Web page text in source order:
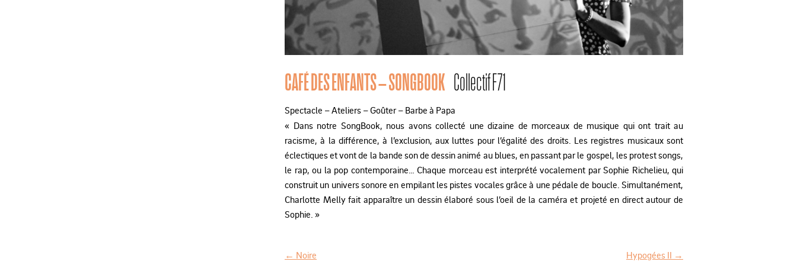
CAFÉ DES ENFANTS – SONGBOOK Collectif F71
Spectacle – Ateliers – Goûter – Barbe à Papa
« Dans notre SongBook, nous avons collecté une dizaine de morceaux de musique qui ont trait au
racisme, à la différence, à l’exclusion, aux luttes pour l’égalité des droits. Les registres musicaux sont
éclectiques et vont de la bande son de dessin animé au blues, en passant par le gospel, les protest songs,
le rap, ou la pop contemporaine… Chaque morceau est interprété vocalement par Sophie Richelieu, qui
construit un univers sonore en empilant les pistes vocales grâce à une pédale de boucle. Simultanément,
Charlotte Melly fait apparaître un dessin élaboré sous l’oeil de la caméra et projeté en direct autour de
Sophie. »
← Noire Hypogées II →